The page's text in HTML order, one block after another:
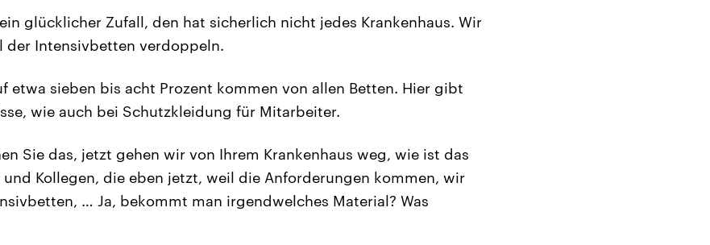
glücklicher Zufall, den hat sicherlich nicht jedes Krankenhaus. Wir
der Intensivbetten verdoppeln.
etwa sieben bis acht Prozent kommen von allen Betten. Hier gibt
wie auch bei Schutzkleidung für Mitarbeiter.
Sie das, jetzt gehen wir von Ihrem Krankenhaus weg, wie ist das
Kollegen, die eben jetzt, weil die Anforderungen kommen, wir
… Ja, bekommt man irgendwelches Material? Was